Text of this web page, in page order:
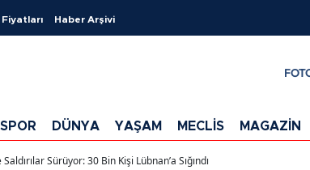
Haber Arşivi
SPOR DÜNYA YAŞAM MECLİS MAGAZİN
Sürüyor: 30 Bin Kişi Lübnan’a Sığındı